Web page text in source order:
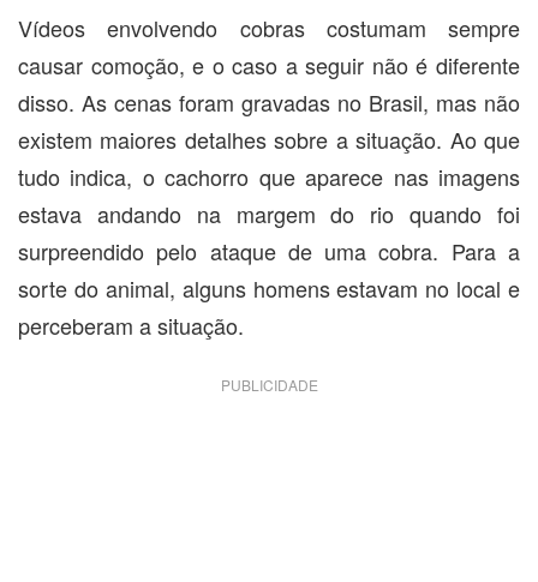
Vídeos envolvendo cobras costumam sempre
causar comoção, e o caso a seguir não é diferente
disso. As cenas foram gravadas no Brasil, mas não
existem maiores detalhes sobre a situação. Ao que
tudo indica, o cachorro que aparece nas imagens
estava andando na margem do rio quando foi
surpreendido pelo ataque de uma cobra. Para a
sorte do animal, alguns homens estavam no local e
perceberam a situação.
PUBLICIDADE